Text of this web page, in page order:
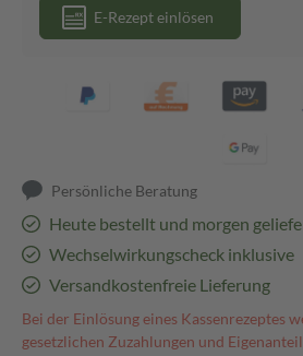
E-Rezept einlösen
Persönliche Beratung
Heute bestellt und morgen
Wechselwirkungscheck inklusive
Versandkostenfreie Lieferung
Bei der Einlösung eines Kassenrezeptes
gesetzlichen Zuzahlungen und